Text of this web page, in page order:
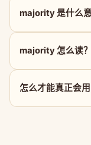
majority 是什么意
majority 怎么读？
怎么才能真正会